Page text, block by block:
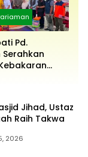
Pd.
Serahkan
Jihad, Ustaz
Raih Takwa
2026